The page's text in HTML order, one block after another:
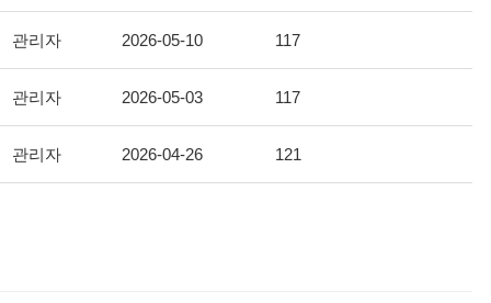
관리자 2026-05-10 117
관리자 2026-05-03 117
관리자 2026-04-26 121